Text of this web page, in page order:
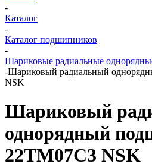
-
Каталог
-
Каталог подшипников
-
Шариковые радиальные
-Шариковый радиальный
NSK
Шариковый
однорядный
22TM07C3 NSK